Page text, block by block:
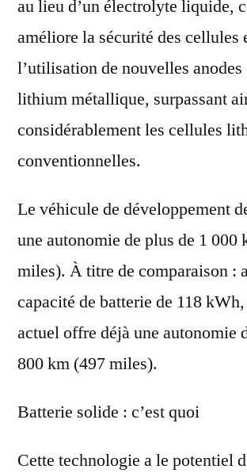
au lieu d’un électrolyte liquide,
améliore la sécurité des cellules
l’utilisation de nouvelles
lithium métallique, surpassant
considérablement les cellules
conventionnelles.
Le véhicule de développement
une autonomie de plus de 1 000
miles). À titre de comparaison :
capacité de batterie de 118
actuel offre déjà une autonomie
800 km (497 miles).
Batterie solide : c’est quoi
Cette technologie a le potentiel